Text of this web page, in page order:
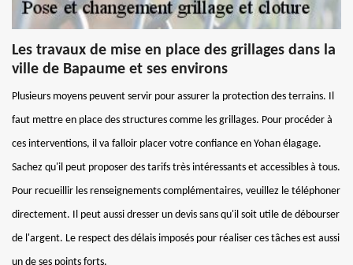
Les travaux de mise en place des grillages dans la
ville de Bapaume et ses environs
Plusieurs moyens peuvent servir pour assurer la protection des terrains. Il
faut mettre en place des structures comme les grillages. Pour procéder à
ces interventions, il va falloir placer votre confiance en Yohan élagage.
Sachez qu'il peut proposer des tarifs très intéressants et accessibles à tous.
Pour recueillir les renseignements complémentaires, veuillez le téléphoner
directement. Il peut aussi dresser un devis sans qu'il soit utile de débourser
de l'argent. Le respect des délais imposés pour réaliser ces tâches est aussi
un de ses points forts.